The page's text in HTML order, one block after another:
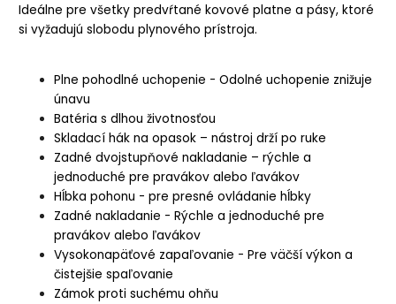
Ideálne pre všetky predvŕtané kovové platne a pásy, ktoré
si vyžadujú slobodu plynového prístroja.
Plne pohodlné uchopenie - Odolné uchopenie znižuje
únavu
Batéria s dlhou životnosťou
Skladací hák na opasok – nástroj drží po ruke
Zadné dvojstupňové nakladanie – rýchle a
jednoduché pre pravákov alebo ľavákov
Hĺbka pohonu - pre presné ovládanie hĺbky
Zadné nakladanie - Rýchle a jednoduché pre
pravákov alebo ľavákov
Vysokonapäťové zapaľovanie - Pre väčší výkon a
čistejšie spaľovanie
Zámok proti suchému ohňu